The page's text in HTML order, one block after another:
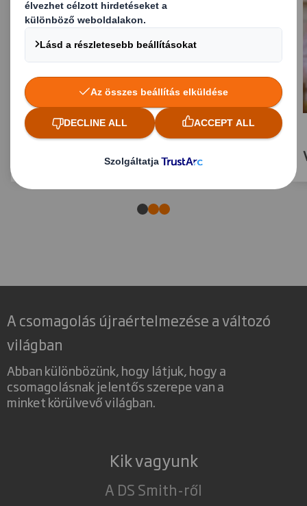
Védőcsomagolás
A csomagolás újraértelmezése a változó
világban
Abban különbözünk, hogy látjuk, hogy a
csomagolásnak jelentős szerepe van a
minket körülvevő világban.
Kik vagyunk
A DS Smith-ről